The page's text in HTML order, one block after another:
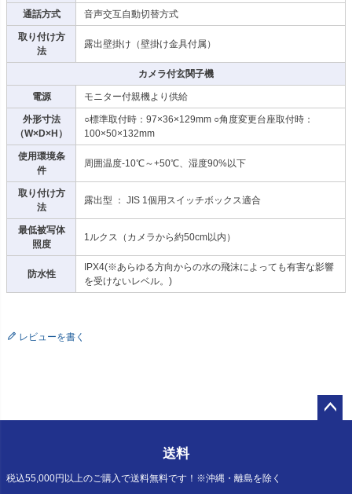
通話方式 音声交互自動切替方式
取り付け方
法
露出壁掛け（壁掛け金具付属）
カメラ付玄関子機
電源 モニター付親機より供給
外形寸法
（W×D×H）
○標準取付時：97×36×129mm ○角度変更台座取付時：
100×50×132mm
使用環境条
件
周囲温度-10℃～+50℃、湿度90%以下
取り付け方
法
露出型 ： JIS 1個用スイッチボックス適合
最低被写体
照度
1ルクス（カメラから約50cm以内）
防水性
IPX4(※あらゆる方向からの水の飛沫によっても有害な影響
を受けないレベル。)
レビューを書く
送料
税込55,000円以上のご購入で送料無料です！※沖縄・離島を除く